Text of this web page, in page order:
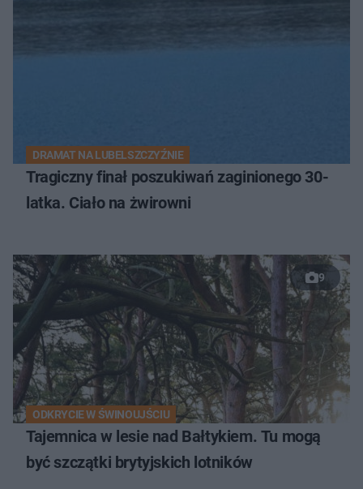
DRAMAT NA LUBELSZCZYŹNIE
Tragiczny finał poszukiwań zaginionego 30-
latka. Ciało na żwirowni
9
ODKRYCIE W ŚWINOUJŚCIU
Tajemnica w lesie nad Bałtykiem. Tu mogą
być szczątki brytyjskich lotników